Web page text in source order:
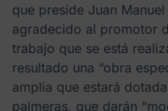
que preside Juan
agradecido al promotor
trabajo que se está
resultado una “obra
amplia que estará
palmeras, que darán